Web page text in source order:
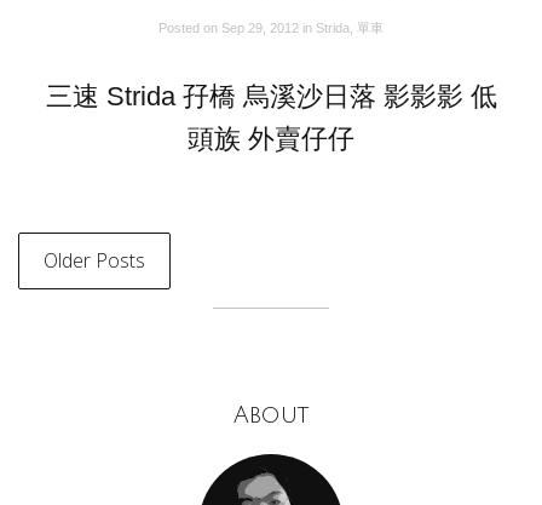
Posted on Sep 29, 2012 in Strida 單車
三速 Strida 孖橋 烏溪沙日落 影影影 低
頭族 外賣仔仔
Older Posts
About